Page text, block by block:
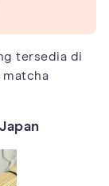
tersedia di
matcha